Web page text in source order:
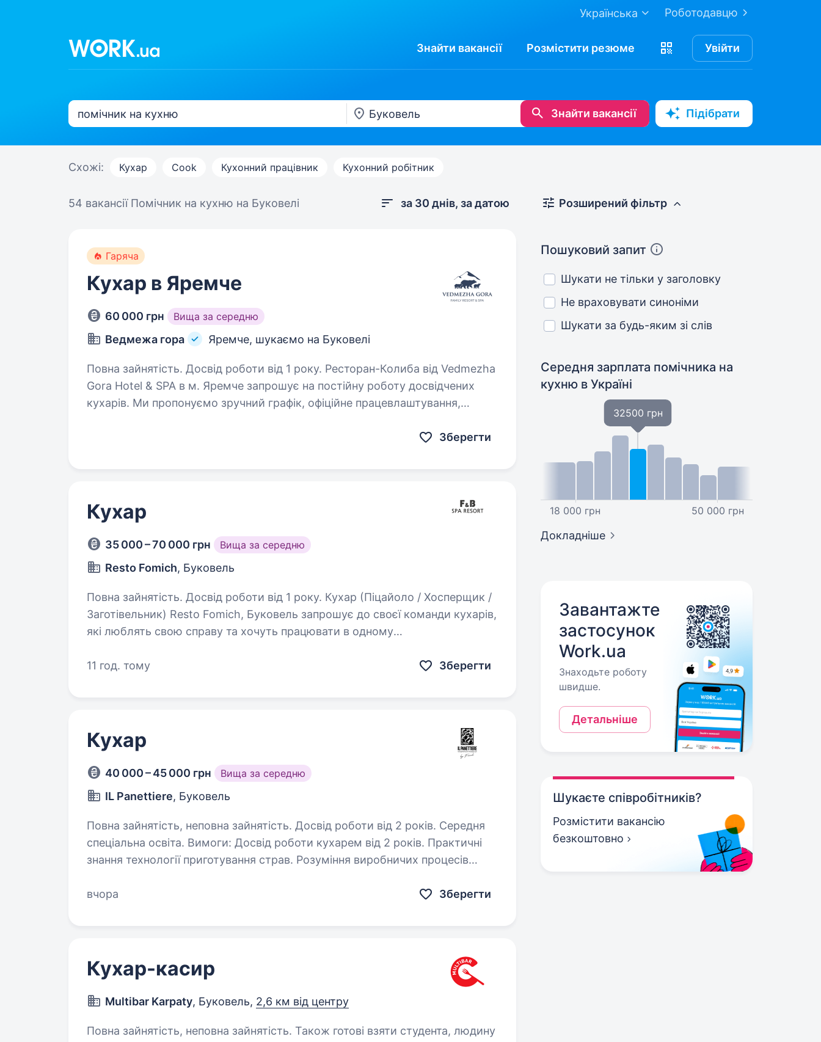
Роботодавцю
Українська
Знайти вакансії Розмістити резюме Увійти
Знайти вакансії Підібрати
Схожі: Кухар Cook Кухонний працівник Кухонний робітник
54 вакансії Помічник на кухню на Буковелі за 30 днів, за датою
Гаряча
Кухар в Яремче
60 000 грн Вища за середню
Ведмежа гора Яремче, шукаємо на Буковелі
Повна зайнятість. Досвід роботи від 1 року. Ресторан-Колиба від Vedmezha
Gora Hotel & SPA в м. Яремче запрошує на постійну роботу досвідчених
кухарів. Ми пропонуємо зручний графік, офіційне працевлаштування,
Зберегти
Кухар
35 000 – 70 000 грн Вища за середню
Resto Fomich, Буковель
Повна зайнятість. Досвід роботи від 1 року. Кухар (Піцайоло / Хосперщик /
Заготівельник) Resto Fomich, Буковель запрошує до своєї команди кухарів,
які люблять свою справу та хочуть працювати в одному
11 год. тому
Зберегти
Кухар
40 000 – 45 000 грн Вища за середню
IL Panettiere, Буковель
Повна зайнятість, неповна зайнятість. Досвід роботи від 2 років. Середня
спеціальна освіта. Вимоги: Досвід роботи кухарем від 2 років. Практичні
знання технології приготування страв. Розуміння виробничих процесів
вчора Зберегти
Кухар-касир
Multibar Karpaty, Буковель, 2,6 км від центру
Повна зайнятість, неповна зайнятість. Також готові взяти студента, людину
Розширений фільтр
Пошуковий запит
Шукати не тільки у заголовку
Не враховувати синоніми
Шукати за будь-яким зі слів
Середня зарплата помічника на
кухню в Україні
18 000 грн
32500 грн
50 000 грн
Докладніше
Завантажте
застосунок
Work.ua
Знаходьте роботу
швидше.
Детальніше
Шукаєте співробітників?
Розмістити вакансію
безкоштовно